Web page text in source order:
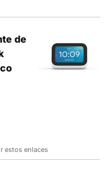
de
estos enlaces